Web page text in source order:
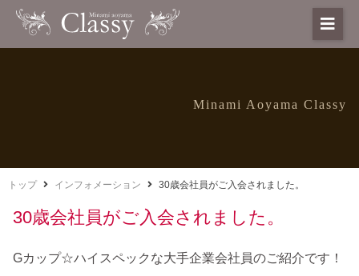
Minami Aoyama Classy
トップ インフォメーション 30歳会社員がご入会されました。
30歳会社員がご入会されました。
Gカップ☆ハイスペックな大手企業会社員のご紹介です！